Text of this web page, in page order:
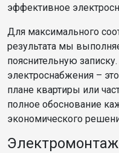
эффективное
Для максимального
результата мы
пояснительную
электроснабжения –
плане квартиры или
полное обоснование
экономического
Электромонтаж